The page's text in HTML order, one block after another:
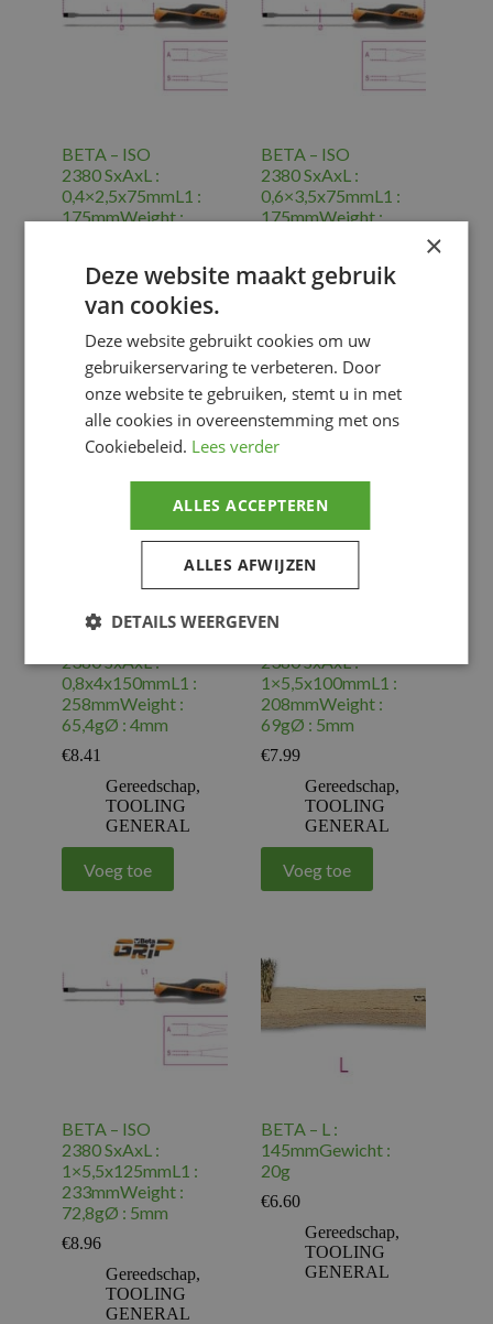
BETA – ISO
2380 SxAxL :
0,4×2,5x75mmL1 :
175mmWeight :
6.66
Gereedschap,
TOOLING
GENERAL
Voeg toe
BETA – ISO
2380 SxAxL :
0,6×3,5x75mmL1 :
175mmWeight :
€ 7.02
GENERAL
2380 SxAxL :
0,8x4x150mmL1 :
258mmWeight :
65,4gØ : 4mm
€8.41
Gereedschap,
TOOLING
GENERAL
Voeg toe
2380 SxAxL :
1×5,5x100mmL1 :
208mmWeight :
69gØ : 5mm
€7.99
Gereedschap,
TOOLING
GENERAL
Voeg toe
BETA – ISO
2380 SxAxL :
1×5,5x125mmL1 :
233mmWeight :
72,8gØ : 5mm
€8.96
Gereedschap,
TOOLING
GENERAL
BETA – L :
145mmGewicht :
20g
€6.60
Gereedschap,
TOOLING
GENERAL
×
Deze website maakt gebruik
van cookies.
Deze website gebruikt cookies om uw
gebruikerservaring te verbeteren. Door
onze website te gebruiken, stemt u in met
alle cookies in overeenstemming met ons
Cookiebeleid. Lees verder
ALLES ACCEPTEREN
ALLES AFWIJZEN
DETAILS WEERGEVEN